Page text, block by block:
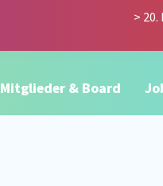
>
Mitglieder & Board